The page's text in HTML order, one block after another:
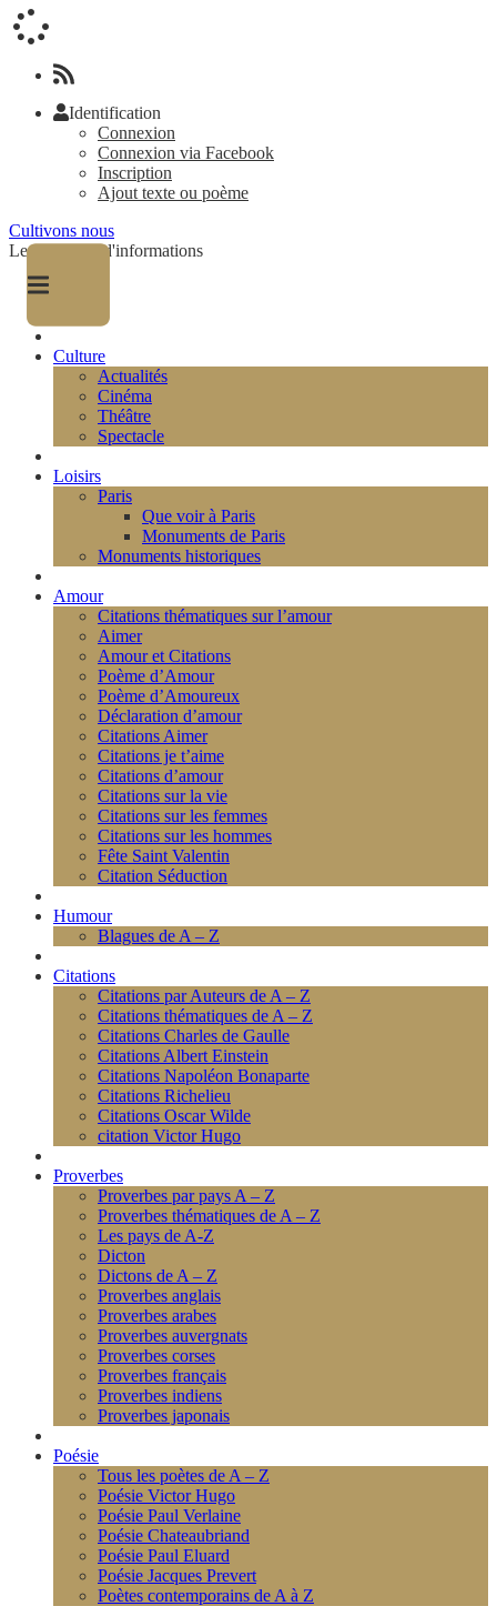
Identification
Connexion
Connexion via Facebook
Inscription
Ajout texte ou poème
Cultivons nous
Le magazine d'informations
Culture
Actualités
Cinéma
Théâtre
Spectacle
Loisirs
Paris
Que voir à Paris
Monuments de Paris
Monuments historiques
Amour
Citations thématiques sur l’amour
Aimer
Amour et Citations
Poème d’Amour
Poème d’Amoureux
Déclaration d’amour
Citations Aimer
Citations je t’aime
Citations d’amour
Citations sur la vie
Citations sur les femmes
Citations sur les hommes
Fête Saint Valentin
Citation Séduction
Humour
Blagues de A – Z
Citations
Citations par Auteurs de A – Z
Citations thématiques de A – Z
Citations Charles de Gaulle
Citations Albert Einstein
Citations Napoléon Bonaparte
Citations Richelieu
Citations Oscar Wilde
citation Victor Hugo
Proverbes
Proverbes par pays A – Z
Proverbes thématiques de A – Z
Les pays de A-Z
Dicton
Dictons de A – Z
Proverbes anglais
Proverbes arabes
Proverbes auvergnats
Proverbes corses
Proverbes français
Proverbes indiens
Proverbes japonais
Poésie
Tous les poètes de A – Z
Poésie Victor Hugo
Poésie Paul Verlaine
Poésie Chateaubriand
Poésie Paul Eluard
Poésie Jacques Prevert
Poètes contemporains de A à Z